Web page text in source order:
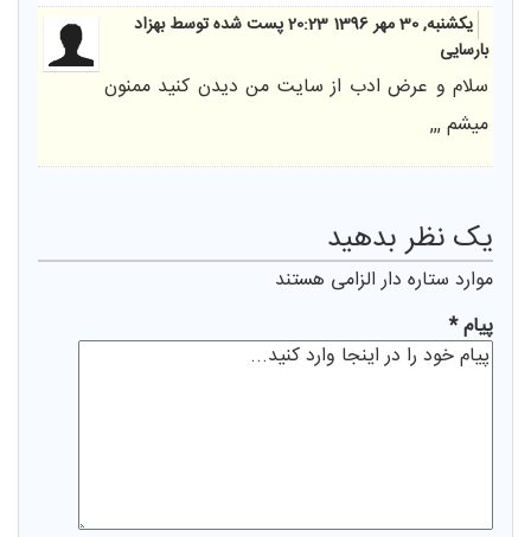
یکشنبه, 30 مهر 1396 20:23
پست شده توسط بهزاد
بارسایی
سلام و عرض ادب از سایت من دیدن کنید ممنون
میشم ,,,
يک نظر بدهيد
موارد ستاره دار الزامی هستند
پیام *